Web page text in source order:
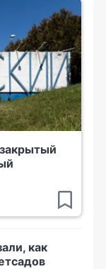
как